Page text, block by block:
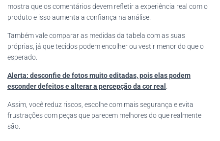
mostra que os comentários devem refletir a experiência real com o
produto e isso aumenta a confiança na análise.
Também vale comparar as medidas da tabela com as suas
próprias, já que tecidos podem encolher ou vestir menor do que o
esperado.
Alerta: desconfie de fotos muito editadas, pois elas podem
esconder defeitos e alterar a percepção da cor real
Assim, você reduz riscos, escolhe com mais segurança e evita
frustrações com peças que parecem melhores do que realmente
são.